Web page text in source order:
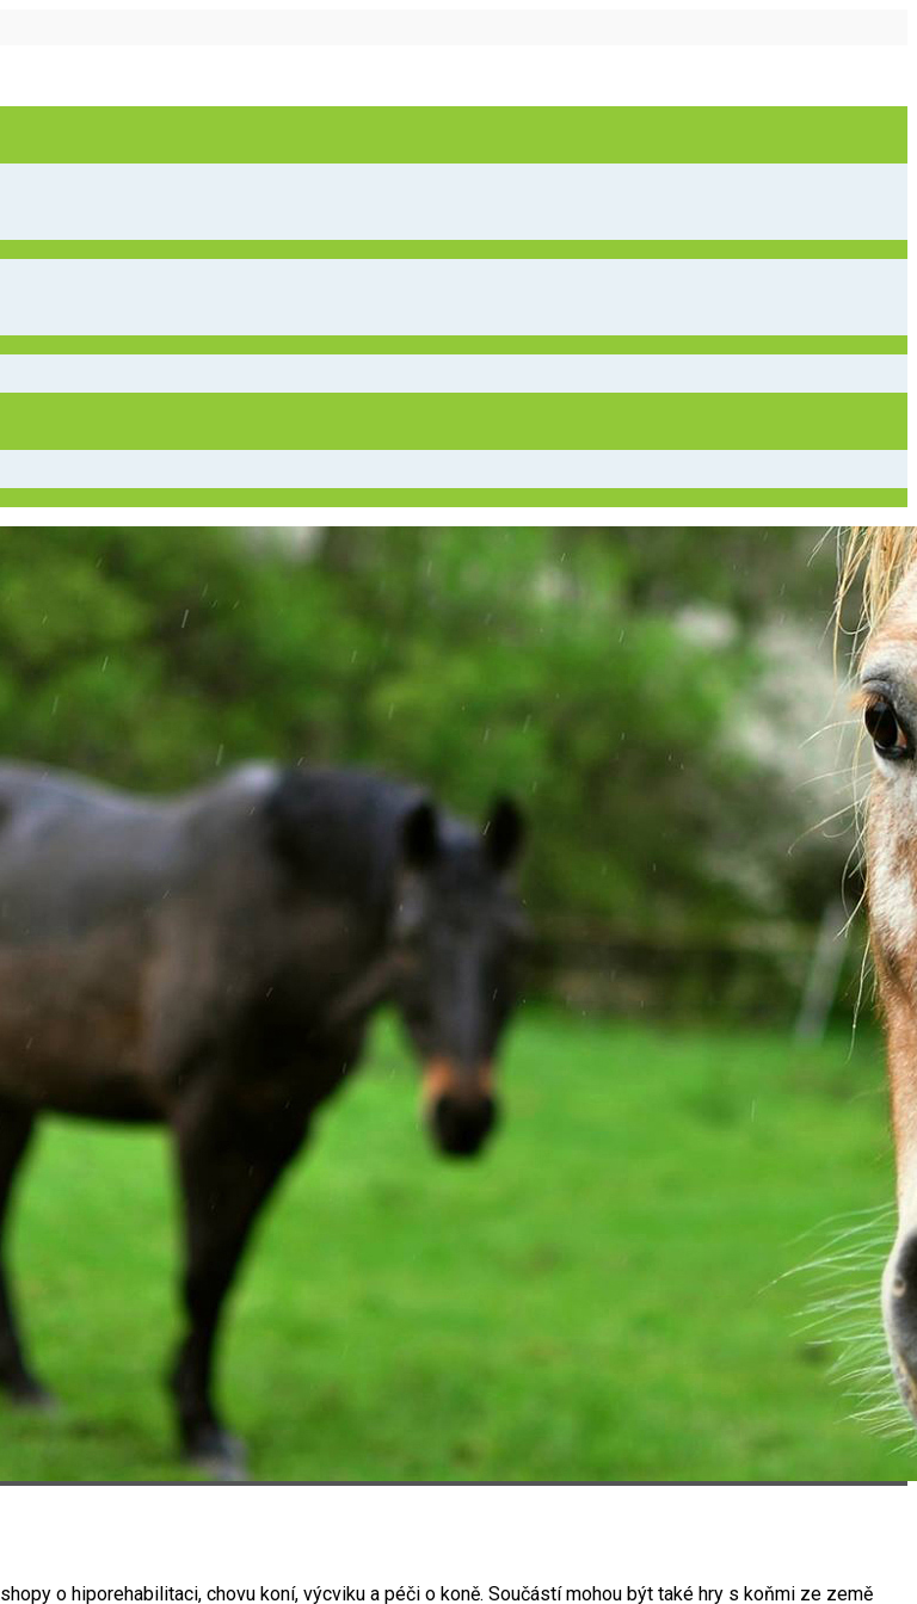
o hiporehabilitaci, chovu koní, výcviku a péči o koně. Součástí mohou být také hry s koňmi ze země